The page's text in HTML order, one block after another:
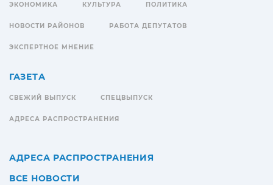
ЭКОНОМИКА КУЛЬТУРА ПОЛИТИКА
НОВОСТИ РАЙОНОВ РАБОТА ДЕПУТАТОВ
ЭКСПЕРТНОЕ МНЕНИЕ
ГАЗЕТА
СВЕЖИЙ ВЫПУСК СПЕЦВЫПУСК
АДРЕСА РАСПРОСТРАНЕНИЯ
АДРЕСА РАСПРОСТРАНЕНИЯ
ВСЕ НОВОСТИ